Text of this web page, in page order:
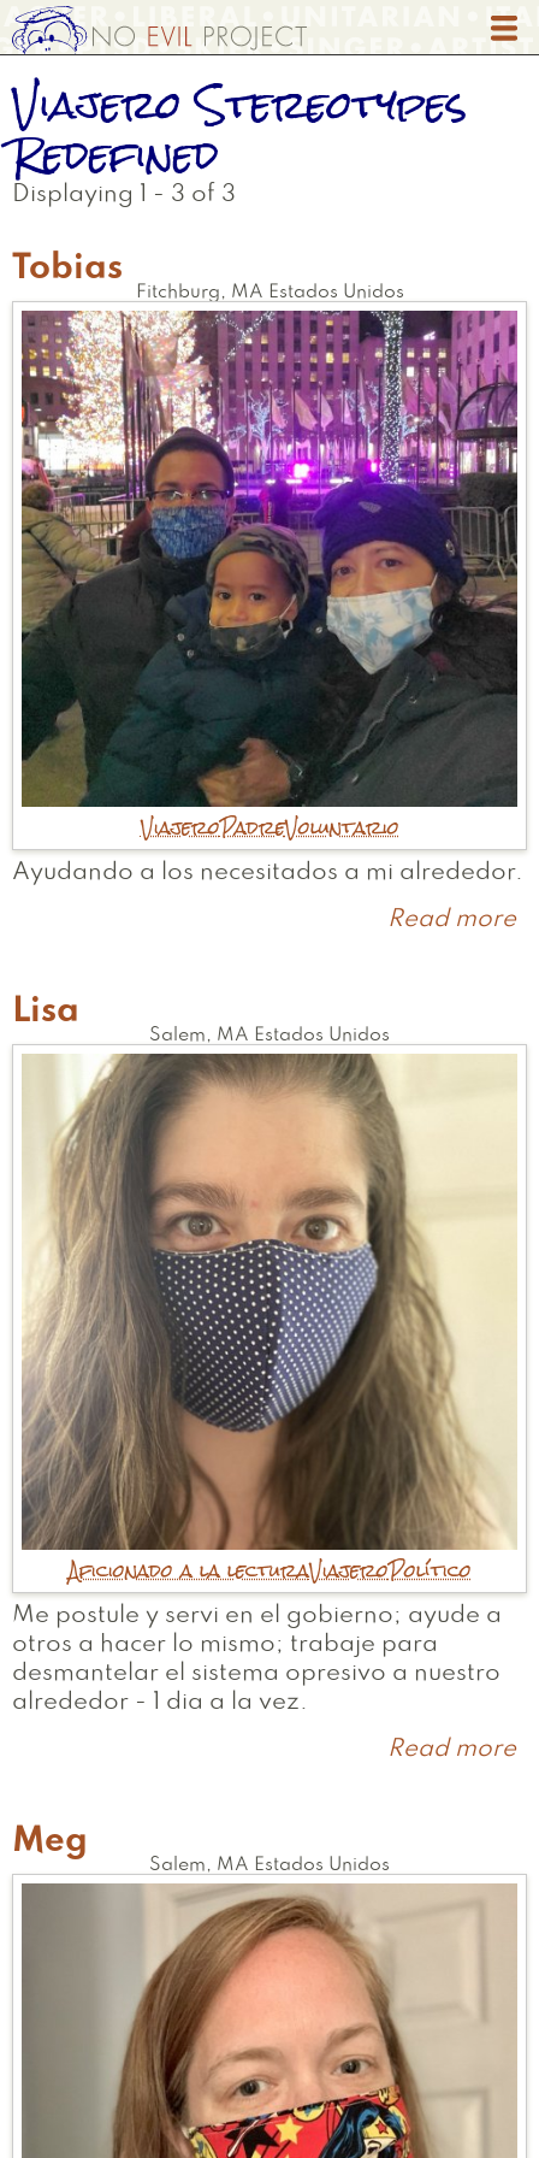
Skip
to
main
content
Viajero Stereotypes
Redefined
Displaying 1 - 3 of 3
Tobias
Fitchburg , MA Estados Unidos
ViajeroPadreVoluntario
Ayudando a los necesitados a mi alrededor.
Read more
Lisa
Salem , MA Estados Unidos
Aficionado a la lecturaViajeroPolítico
Me postule y servi en el gobierno; ayude a
otros a hacer lo mismo; trabaje para
desmantelar el sistema opresivo a nuestro
alrededor - 1 dia a la vez.
Read more
Meg
Salem , MA Estados Unidos